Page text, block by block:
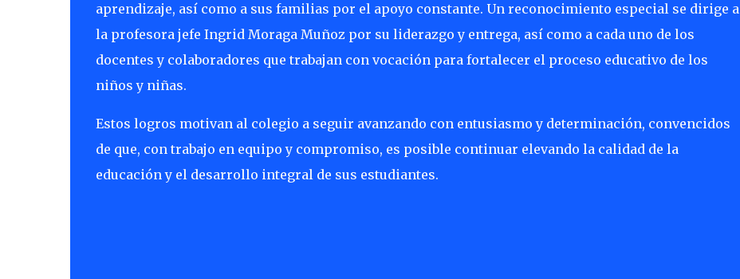
aprendizaje, así como a sus familias por el apoyo constante. Un reconocimiento especial se dirige a
la profesora jefe Ingrid Moraga Muñoz por su liderazgo y entrega, así como a cada uno de los
docentes y colaboradores que trabajan con vocación para fortalecer el proceso educativo de los
niños y niñas.
Estos logros motivan al colegio a seguir avanzando con entusiasmo y determinación, convencidos
de que, con trabajo en equipo y compromiso, es posible continuar elevando la calidad de la
educación y el desarrollo integral de sus estudiantes.